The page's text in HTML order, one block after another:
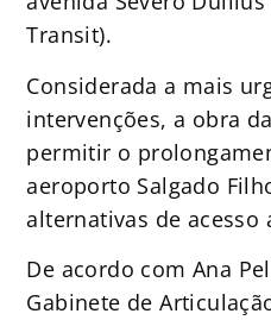
Transit).
Considerada a mais
intervenções, a obra
permitir o
aeroporto Salgado
alternativas de
De acordo com Ana
Gabinete de